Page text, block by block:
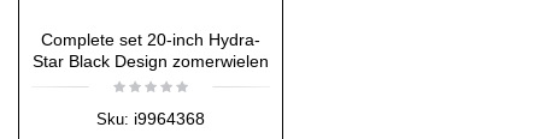
Complete set 20-inch Hydra-
Star Black Design zomerwielen
Sku: i9964368